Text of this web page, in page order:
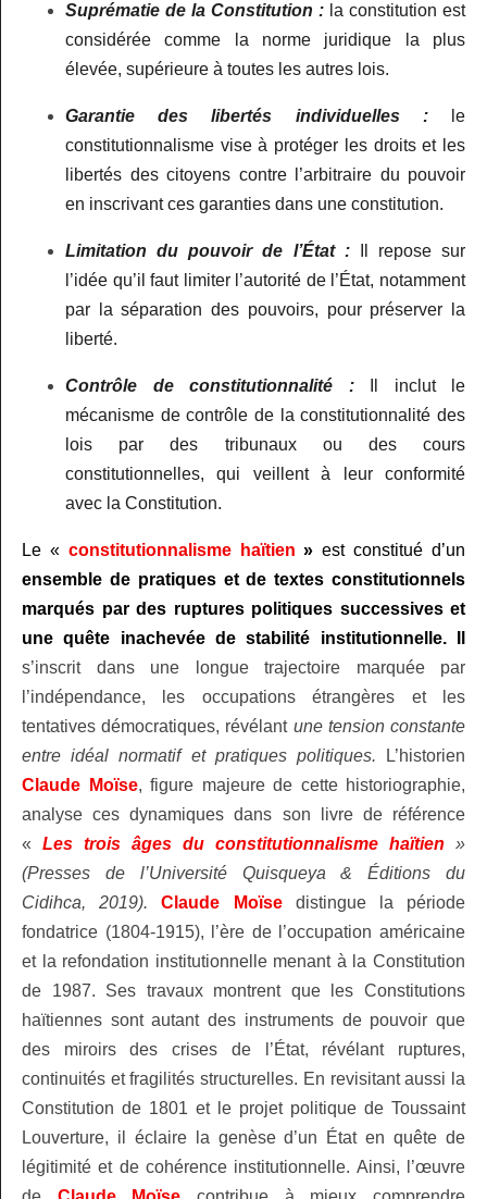
Suprématie de la Constitution : la constitution est
considérée comme la norme juridique la plus
élevée, supérieure à toutes les autres lois.
Garantie des libertés individuelles :le
constitutionnalisme vise à protéger les droits et les
libertés des citoyens contre l’arbitraire du pouvoir
en inscrivant ces garanties dans une constitution.
Limitation du pouvoir de l’État :Il repose sur
l’idée qu’il faut limiter l’autorité de l’État, notamment
par la séparation des pouvoirs, pour préserver la
liberté.
Contrôle de constitutionnalité :Il inclut le
mécanisme de contrôle de la constitutionnalité des
lois par des tribunaux ou des cours
constitutionnelles, qui veillent à leur conformité
avec la Constitution.
Le « constitutionnalisme haïtien» est constitué d’un
ensemble de pratiques et de textes constitutionnels
marqués par des ruptures politiques successives et
une quête inachevée de stabilité institutionnelle. Il
s’inscrit dans une longue trajectoire marquée par
l’indépendance, les occupations étrangères et les
tentatives démocratiques, révélant une tension constante
entre idéal normatif et pratiques politiques. L’historien
Claude Moïse, figure majeure de cette historiographie,
analyse ces dynamiques dans son livre de référence
« Les trois âges du constitutionnalisme haïtien
»
(Presses de l’Université Quisqueya & Éditions du
Cidihca, 2019).Claude Moïsedistingue la période
fondatrice (1804‑1915), l’ère de l’occupation américaine
et la refondation institutionnelle menant à la Constitution
de 1987. Ses travaux montrent que les Constitutions
haïtiennes sont autant des instruments de pouvoir que
des miroirs des crises de l’État, révélant ruptures,
continuités et fragilités structurelles. En revisitant aussi la
Constitution de 1801 et le projet politique de Toussaint
Louverture, il éclaire la genèse d’un État en quête de
légitimité et de cohérence institutionnelle. Ainsi, l’œuvre